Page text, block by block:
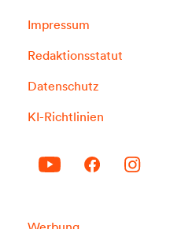
Impressum
Redaktionsstatut
Datenschutz
KI-Richtlinien